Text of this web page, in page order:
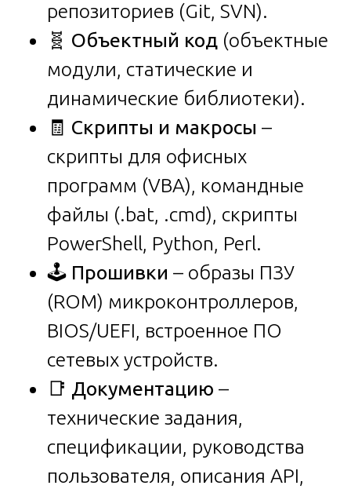
репозиториев (Git, SVN).
🧬 Объектный код (объектные
модули, статические и
динамические библиотеки).
🧾 Скрипты и макросы –
скрипты для офисных
программ (VBA), командные
файлы (.bat, .cmd), скрипты
PowerShell, Python, Perl.
🕹️ Прошивки – образы ПЗУ
(ROM) микроконтроллеров,
BIOS/UEFI, встроенное ПО
сетевых устройств.
📑 Документацию –
технические задания,
спецификации, руководства
пользователя, описания API,